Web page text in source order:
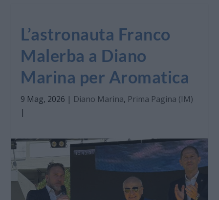
L’astronauta Franco
Malerba a Diano
Marina per Aromatica
9 Mag, 2026 | Diano Marina, Prima Pagina (IM)
|